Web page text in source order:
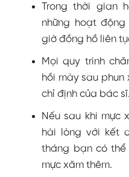
Trong thời gian
những hoạt
giờ đồng hồ liên
Mọi quy trình
hồi mày sau
chỉ định của bác sĩ.
Nếu sau khi mực
hài lòng với kết
tháng bạn có
mực xăm thêm.